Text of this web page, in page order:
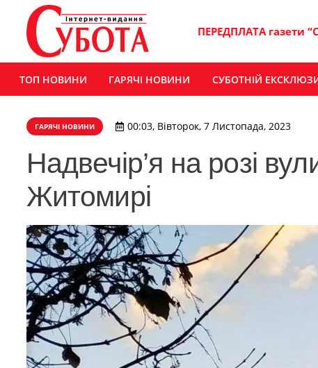
ПЕРЕДПЛАТА газети
ТОП НОВИНИ ГАРЯЧІ НОВИНИ СУБОТНІЙ
ГАРЯЧІ НОВИНИ 00:03, Вівторок, 7 Листопада, 2023
Надвечір’я на розі
Житомирі